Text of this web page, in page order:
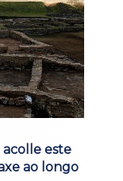
acolle este
ao longo